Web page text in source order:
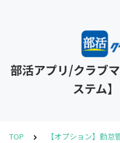
部活アプリ/クラブ
ステム
TOP 【オプション】勤怠